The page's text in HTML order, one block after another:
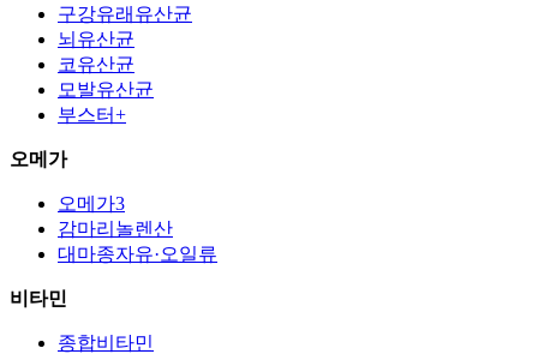
구강유래유산균
뇌유산균
코유산균
모발유산균
부스터+
오메가
오메가3
감마리놀렌산
대마종자유·오일류
비타민
종합비타민